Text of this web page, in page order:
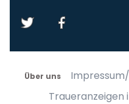
Über uns
Traueranzeigen